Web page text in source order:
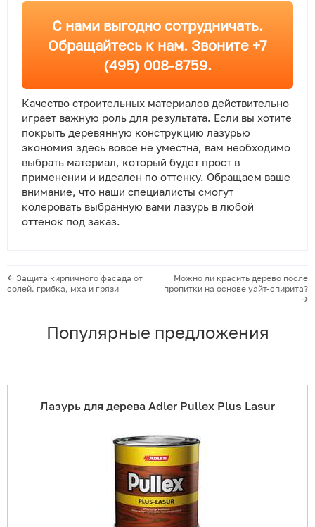
С нами выгодно сотрудничать.
Обращайтесь к нам. Звоните +7
(495) 008-8759.
Качество строительных материалов действительно
играет важную роль для результата. Если вы хотите
покрыть деревянную конструкцию лазурью
экономия здесь вовсе не уместна, вам необходимо
выбрать материал, который будет прост в
применении и идеален по оттенку. Обращаем ваше
внимание, что наши специалисты смогут
колеровать выбранную вами лазурь в любой
оттенок под заказ.
Защита кирпичного фасада от
солей. грибка, мха и грязи
Можно ли красить дерево после
пропитки на основе уайт-спирита?
Популярные предложения
Лазурь для дерева Adler Pullex Plus Lasur
В корзину
Подробнее